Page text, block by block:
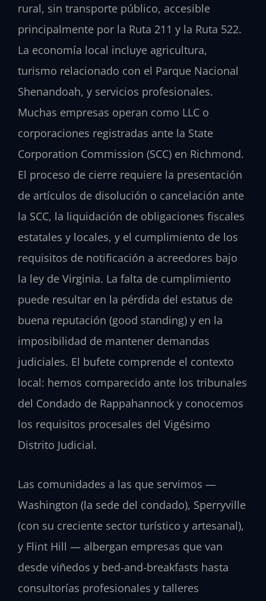
rural, sin transporte público, accesible
principalmente por la Ruta 211 y la Ruta 522.
La economía local incluye agricultura,
turismo relacionado con el Parque Nacional
Shenandoah, y servicios profesionales.
Muchas empresas operan como LLC o
corporaciones registradas ante la State
Corporation Commission (SCC) en Richmond.
El proceso de cierre requiere la presentación
de artículos de disolución o cancelación ante
la SCC, la liquidación de obligaciones fiscales
estatales y locales, y el cumplimiento de los
requisitos de notificación a acreedores bajo
la ley de Virginia. La falta de cumplimiento
puede resultar en la pérdida del estatus de
buena reputación (good standing) y en la
imposibilidad de mantener demandas
judiciales. El bufete comprende el contexto
local: hemos comparecido ante los tribunales
del Condado de Rappahannock y conocemos
los requisitos procesales del Vigésimo
Distrito Judicial.
Las comunidades a las que servimos —
Washington (la sede del condado), Sperryville
(con su creciente sector turístico y artesanal),
y Flint Hill — albergan empresas que van
desde viñedos y bed-and-breakfasts hasta
consultorías profesionales y talleres